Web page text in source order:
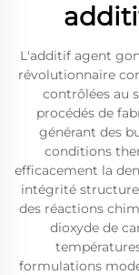
L'additif agent
révolutionnaire
contrôlées au
procédés de
générant des
conditions
efficacement la
intégrité
des réactions
dioxyde de
formulations